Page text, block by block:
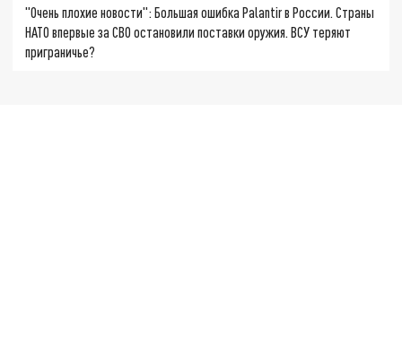
"Очень плохие новости": Большая ошибка Palantir в России. Страны
НАТО впервые за СВО остановили поставки оружия. ВСУ теряют
приграничье?